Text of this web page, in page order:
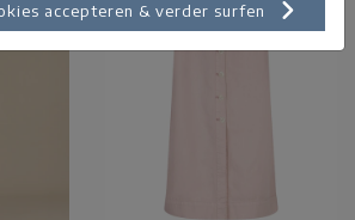
accepteren & verder surfen